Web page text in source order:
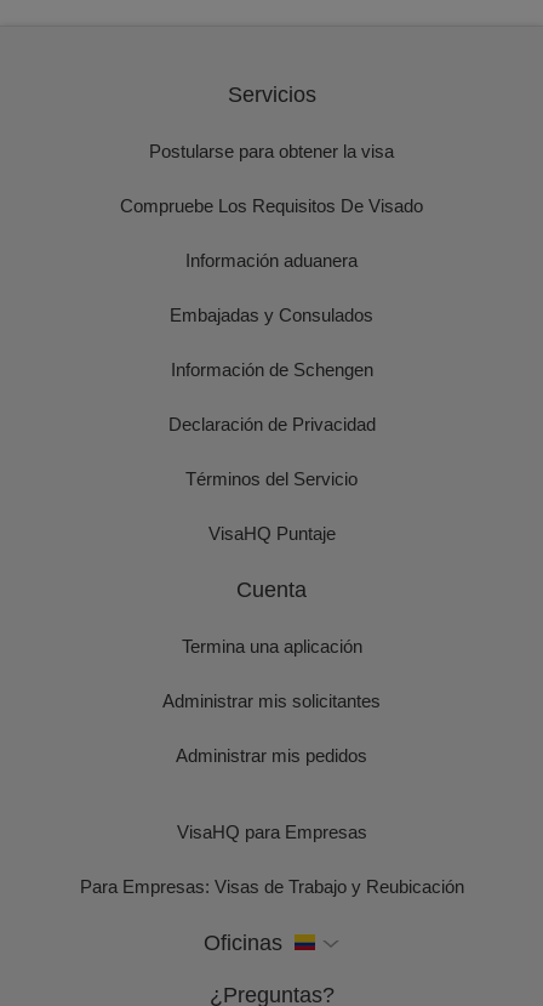
Servicios
Postularse para obtener la visa
Compruebe Los Requisitos De Visado
Información aduanera
Embajadas y Consulados
Información de Schengen
Declaración de Privacidad
Términos del Servicio
VisaHQ Puntaje
Cuenta
Termina una aplicación
Administrar mis solicitantes
Administrar mis pedidos
VisaHQ para Empresas
Para Empresas: Visas de Trabajo y Reubicación
Oficinas
¿Preguntas?